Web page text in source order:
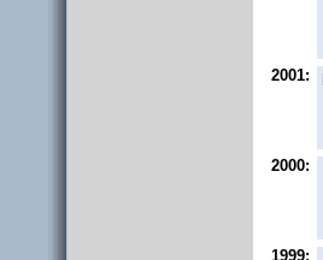
2001:
2000:
1999: